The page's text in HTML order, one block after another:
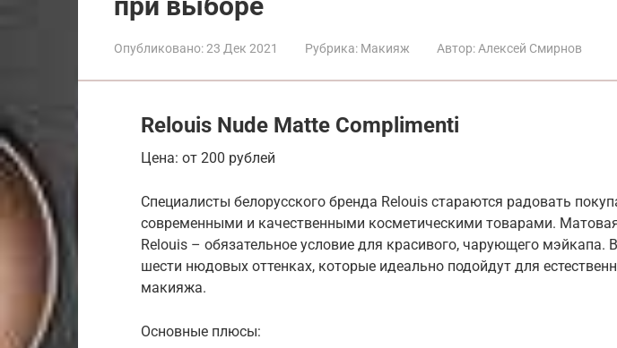
Опубликовано:23 Дек 2021 Рубрика: Макияж Автор: Алексей Смирнов
Relouis Nude Matte Complimenti
Цена: от 200 рублей
Специалисты белорусского бренда Relouis стараются радовать
современными и качественными косметическими товарами.
Relouis – обязательное условие для красивого, чарующего мэйкапа.
шести нюдовых оттенках, которые идеально подойдут для
макияжа.
Основные плюсы: